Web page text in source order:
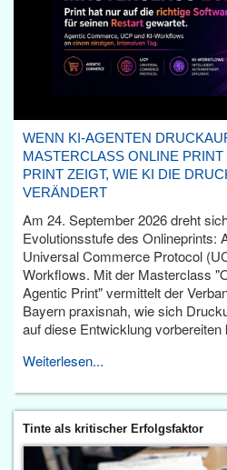
WENN KI-AGENTEN
MASTERCLASS ONLINE
PRINT ZEIGT, WIE KI DIE
VERÄNDERT
Am 24. September 2026 dreht
Evolutionsstufe des Onlineprints:
Universal Commerce Protocol
Workflows. Mit der Masterclass
Agentic Print" vermittelt der
Bayern praxisnah, wie sich
auf diese Entwicklung vorbereiten
Weiterlesen...
Tinte als kritischer Erfolgsfaktor